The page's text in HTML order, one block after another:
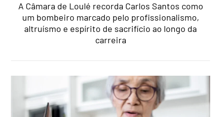
A Câmara de Loulé recorda Carlos Santos como
um bombeiro marcado pelo profissionalismo,
altruísmo e espírito de sacrifício ao longo da
carreira